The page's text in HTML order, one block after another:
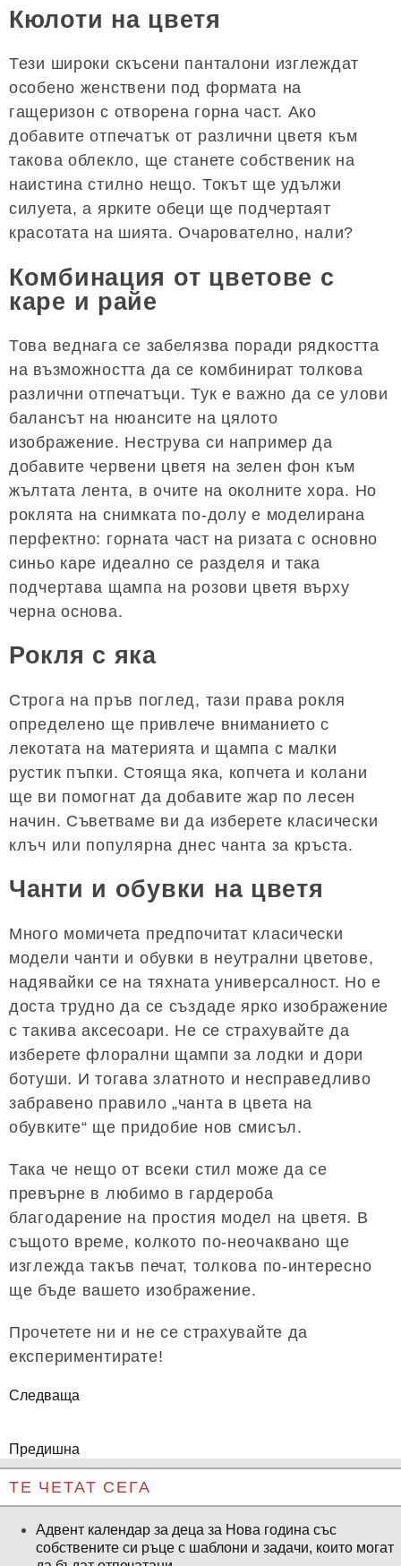
Кюлоти на цветя
Тези широки скъсени панталони изглеждат
особено женствени под формата на
гащеризон с отворена горна част. Ако
добавите отпечатък от различни цветя към
такова облекло, ще станете собственик на
наистина стилно нещо. Токът ще удължи
силуета, а ярките обеци ще подчертаят
красотата на шията. Очарователно, нали?
Комбинация от цветове с
каре и райе
Това веднага се забелязва поради рядкостта
на възможността да се комбинират толкова
различни отпечатъци. Тук е важно да се улови
балансът на нюансите на цялото
изображение. Неструва си например да
добавите червени цветя на зелен фон към
жълтата лента, в очите на околните хора. Но
роклята на снимката по-долу е моделирана
перфектно: горната част на ризата с основно
синьо каре идеално се разделя и така
подчертава щампа на розови цветя върху
черна основа.
Рокля с яка
Строга на пръв поглед, тази права рокля
определено ще привлече вниманието с
лекотата на материята и щампа с малки
рустик пъпки. Стояща яка, копчета и колани
ще ви помогнат да добавите жар по лесен
начин. Съветваме ви да изберете класически
клъч или популярна днес чанта за кръста.
Чанти и обувки на цветя
Много момичета предпочитат класически
модели чанти и обувки в неутрални цветове,
надявайки се на тяхната универсалност. Но е
доста трудно да се създаде ярко изображение
с такива аксесоари. Не се страхувайте да
изберете флорални щампи за лодки и дори
ботуши. И тогава златното и несправедливо
забравено правило „чанта в цвета на
обувките“ ще придобие нов смисъл.
Така че нещо от всеки стил може да се
превърне в любимо в гардероба
благодарение на простия модел на цветя. В
същото време, колкото по-неочаквано ще
изглежда такъв печат, толкова по-интересно
ще бъде вашето изображение.
Прочетете ни и не се страхувайте да
експериментирате!
Следваща
Предишна
ТЕ ЧЕТАТ СЕГА
Адвент календар за деца за Нова година със
собствените си ръце с шаблони и задачи, които могат